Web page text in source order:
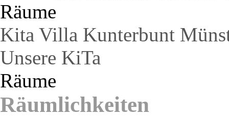
Räume
Kita Villa Kunterbunt
Unsere KiTa
Räume
Räumlichkeiten